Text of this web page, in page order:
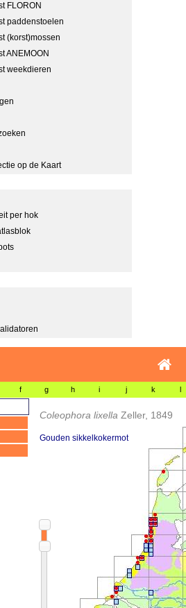
FLORON
paddenstoelen
(korst)mossen
ANEMOON
weekdieren
op de Kaart
per hok
f g h i j k l
Coleophora lixella Zeller, 1849
Gouden sikkelkokermot